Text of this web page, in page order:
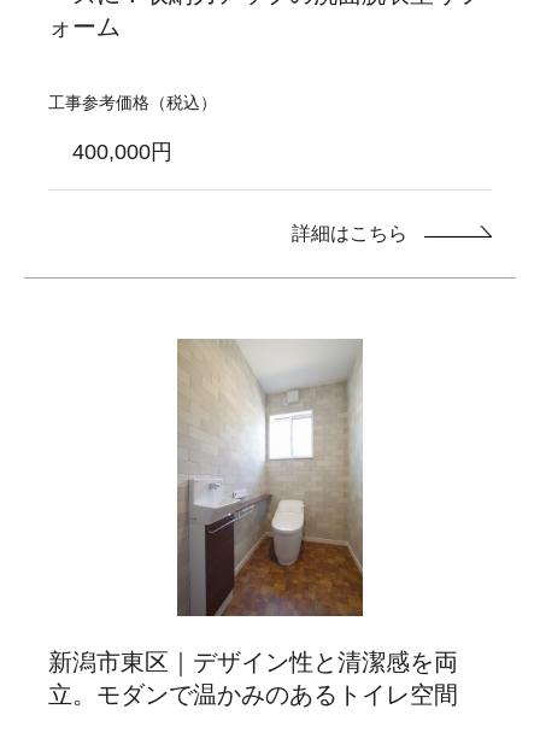
ォーム
工事参考価格（税込）
400,000円
詳細はこちら
新潟市東区｜デザイン性と清潔感を両
立。モダンで温かみのあるトイレ空間